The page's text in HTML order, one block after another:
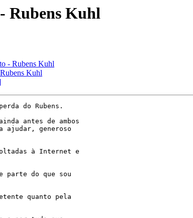
Rubens Kuhl
- Rubens Kuhl
Kuhl
do Rubens.
antes de ambos
ajudar, generoso
à Internet e
parte do que sou
quanto pela